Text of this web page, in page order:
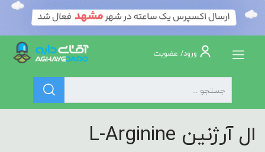
ورود/ عضویت
ال آرژنین L-Arginine